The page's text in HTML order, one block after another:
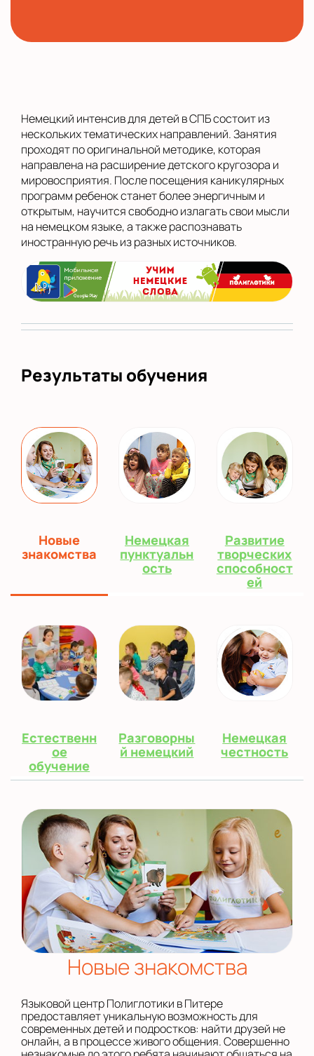
Немецкий интенсив для детей в СПБ состоит из
нескольких тематических направлений. Занятия
проходят по оригинальной методике, которая
направлена на расширение детского кругозора и
мировосприятия. После посещения каникулярных
программ ребенок станет более энергичным и
открытым, научится свободно излагать свои мысли
на немецком языке, а также распознавать
иностранную речь из разных источников.
Результаты обучения
Новые
знакомства
Немецкая
пунктуальн
ость
Развитие
творческих
способност
ей
Естественн
ое
обучение
Разговорны
й немецкий
Немецкая
честность
Новые знакомства
Языковой центр Полиглотики в Питере
предоставляет уникальную возможность для
современных детей и подростков: найти друзей не
онлайн, а в процессе живого общения. Совершенно